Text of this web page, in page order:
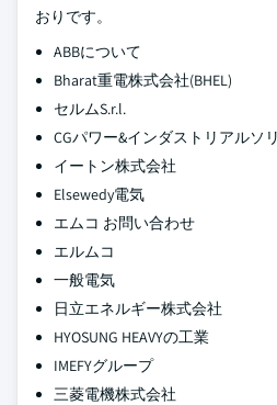
おりです。
ABBについて
Bharat重電株式会社(BHEL)
セルムS.r.l.
CGパワー&インダストリアルソ
イートン株式会社
Elsewedy電気
エムコ お問い合わせ
エルムコ
一般電気
日立エネルギー株式会社
HYOSUNG HEAVYの工業
IMEFYグループ
三菱電機株式会社